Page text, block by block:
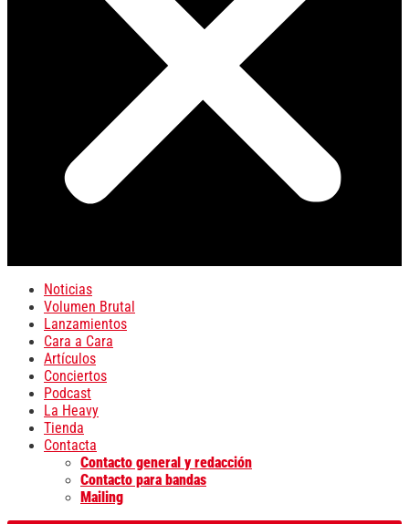
Noticias
Volumen Brutal
Lanzamientos
Cara a Cara
Artículos
Conciertos
Podcast
La Heavy
Tienda
Contacta
Contacto general y redacción
Contacto para bandas
Mailing